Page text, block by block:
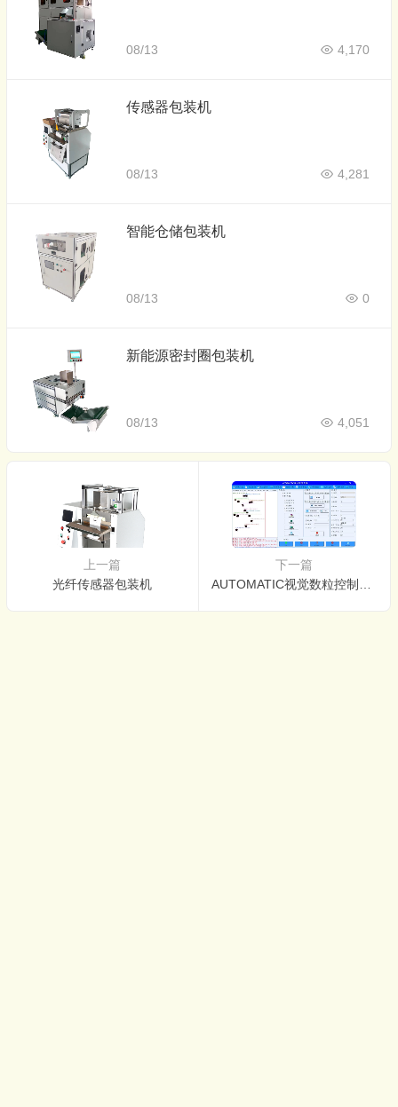
08/13 4,170
传感器包装机
08/13 4,281
智能仓储包装机
08/13 0
新能源密封圈包装机
08/13 4,051
上一篇
光纤传感器包装机
下一篇